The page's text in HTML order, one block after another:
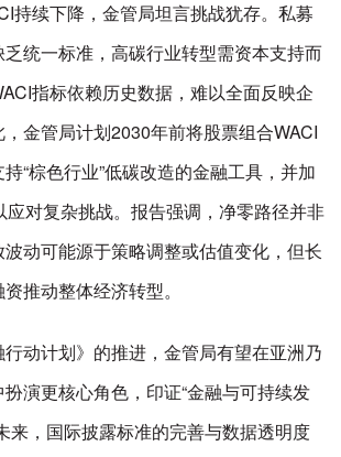
持续下降，金管局坦言挑战犹存。私募
统一标准，高碳行业转型需资本支持而
指标依赖历史数据，难以全面反映企
金管局计划2030年前将股票组合WACI
“棕色行业”低碳改造的金融工具，并加
应对复杂挑战。报告强调，净零路径并非
动可能源于策略调整或估值变化，但长
推动整体经济转型。
动计划》的推进，金管局有望在亚洲乃
演更核心角色，印证“金融与可持续发
来，国际披露标准的完善与数据透明度